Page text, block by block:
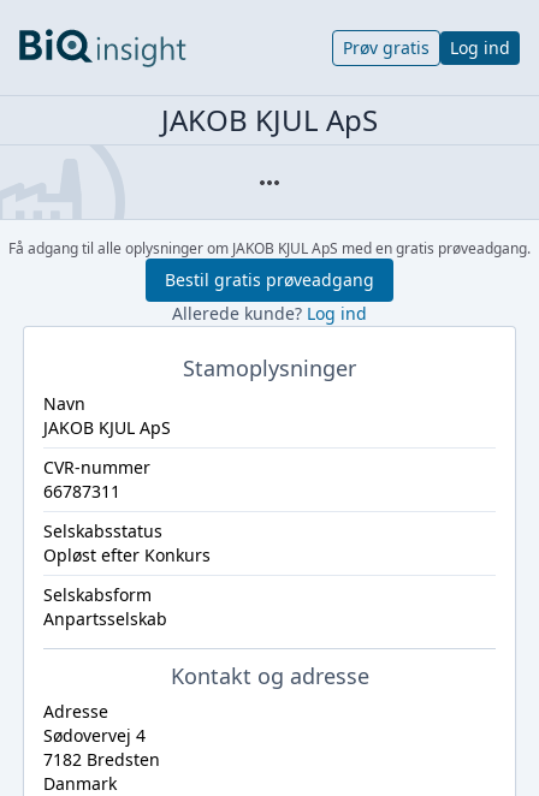
Prøv gratis Log ind
JAKOB KJUL ApS
Få adgang til alle oplysninger om JAKOB KJUL ApS med en gratis prøveadgang.
Bestil gratis prøveadgang
Allerede kunde? Log ind
Stamoplysninger
Navn
JAKOB KJUL ApS
CVR-nummer
66787311
Selskabsstatus
Opløst efter Konkurs
Selskabsform
Anpartsselskab
Kontakt og adresse
Adresse
Sødovervej 4
7182 Bredsten
Danmark